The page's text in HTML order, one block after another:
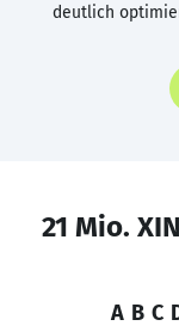
deutlich
21 Mio.
A B C